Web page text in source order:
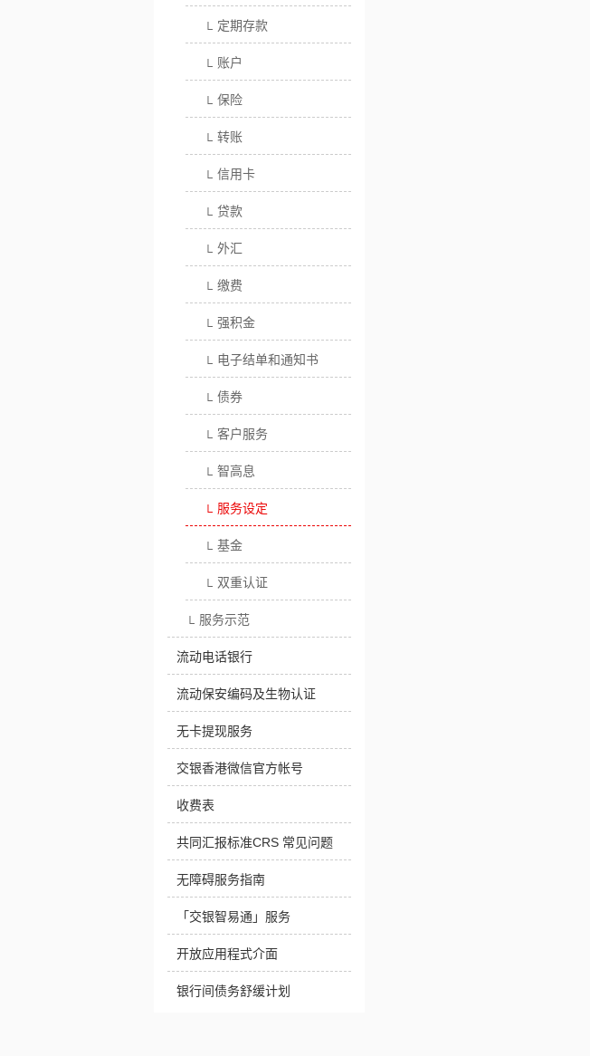
└ 定期存款
└ 账户
└ 保险
└ 转账
└ 信用卡
└ 贷款
└ 外汇
└ 缴费
└ 强积金
└ 电子结单和通知书
└ 债券
└ 客户服务
└ 智高息
└ 服务设定
└ 基金
└ 双重认证
└ 服务示范
流动电话银行
流动保安编码及生物认证
无卡提现服务
交银香港微信官方帐号
收费表
共同汇报标准CRS 常见问题
无障碍服务指南
「交银智易通」服务
开放应用程式介面
银行间债务舒缓计划